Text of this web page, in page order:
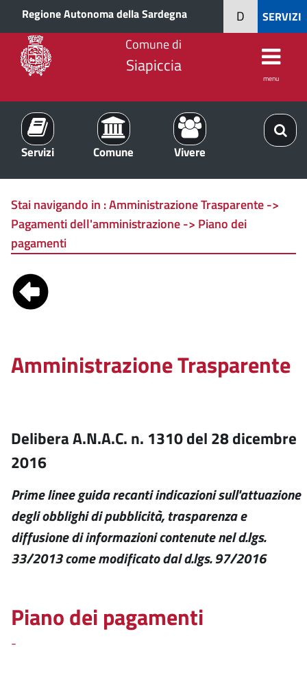
Regione Autonoma della Sardegna SERVIZI
D
Comune di
Siapiccia
menu
Servizi Comune Vivere
Stai navigando in :Amministrazione Trasparente ->
Pagamenti dell'amministrazione -> Piano dei
pagamenti
Amministrazione Trasparente
Delibera A.N.A.C. n. 1310 del 28 dicembre
2016
Prime linee guida recanti indicazioni sull'attuazione
degli obblighi di pubblicità, trasparenza e
diffusione di informazioni contenute nel d.lgs.
33/2013 come modificato dal d.lgs. 97/2016
Piano dei pagamenti
-